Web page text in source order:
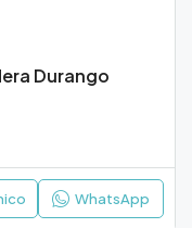
Durango
WhatsApp